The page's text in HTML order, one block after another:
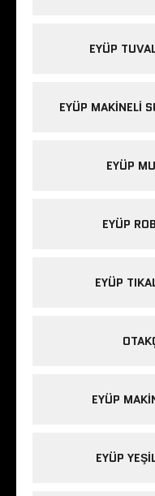
EYÜP
EYÜP MAKINELI
EYÜP
EYÜP
EYÜP
EYÜP
EYÜP